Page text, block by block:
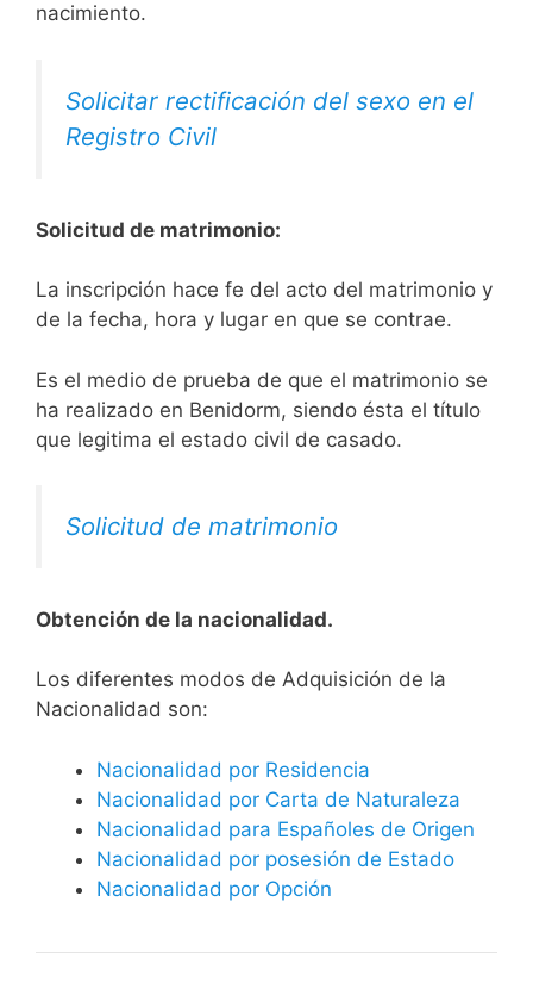
nacimiento.
Solicitar rectificación del sexo en el
Registro Civil
Solicitud de matrimonio:
La inscripción hace fe del acto del matrimonio y
de la fecha, hora y lugar en que se contrae.
Es el medio de prueba de que el matrimonio se
ha realizado en Benidorm, siendo ésta el título
que legitima el estado civil de casado.
Solicitud de matrimonio
Obtención de la nacionalidad.
​​​Los diferentes modos de Adquisición de la
Nacionalidad son:
Nacionalidad por Residencia
Nacionalidad por Carta de Naturaleza
Nacionalidad para Españoles de Origen
Nacionalidad por posesión de Estado
Nacionalidad por Opción